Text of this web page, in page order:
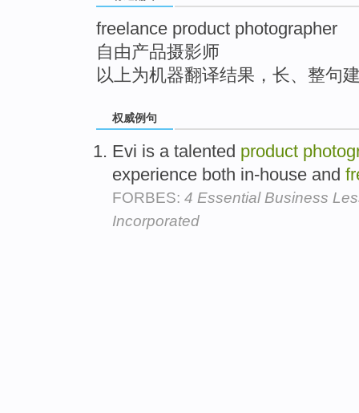
freelance product photographer
自由产品摄影师
以上为机器翻译结果，长、整句
权威例句
Evi is a talented product
experience both in-house and
FORBES: 4 Essential Business
Incorporated